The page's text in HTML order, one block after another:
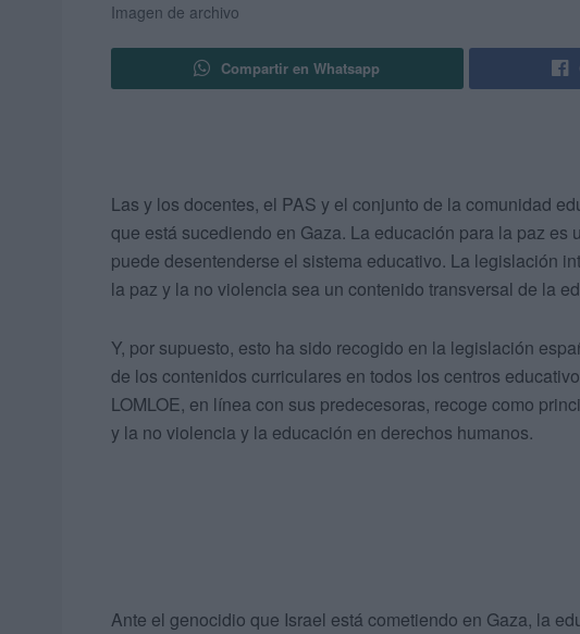
Imagen de archivo
Compartir en Whatsapp
Las y los docentes, el PAS y el conjunto de la comunidad
que está sucediendo en Gaza. La educación para la paz es
puede desentenderse el sistema educativo. La legislación
la paz y la no violencia sea un contenido transversal de la
Y, por supuesto, esto ha sido recogido en la legislación
de los contenidos curriculares en todos los centros
LOMLOE, en línea con sus predecesoras, recoge como
y la no violencia y la educación en derechos humanos.
Ante el genocidio que Israel está cometiendo en Gaza, la